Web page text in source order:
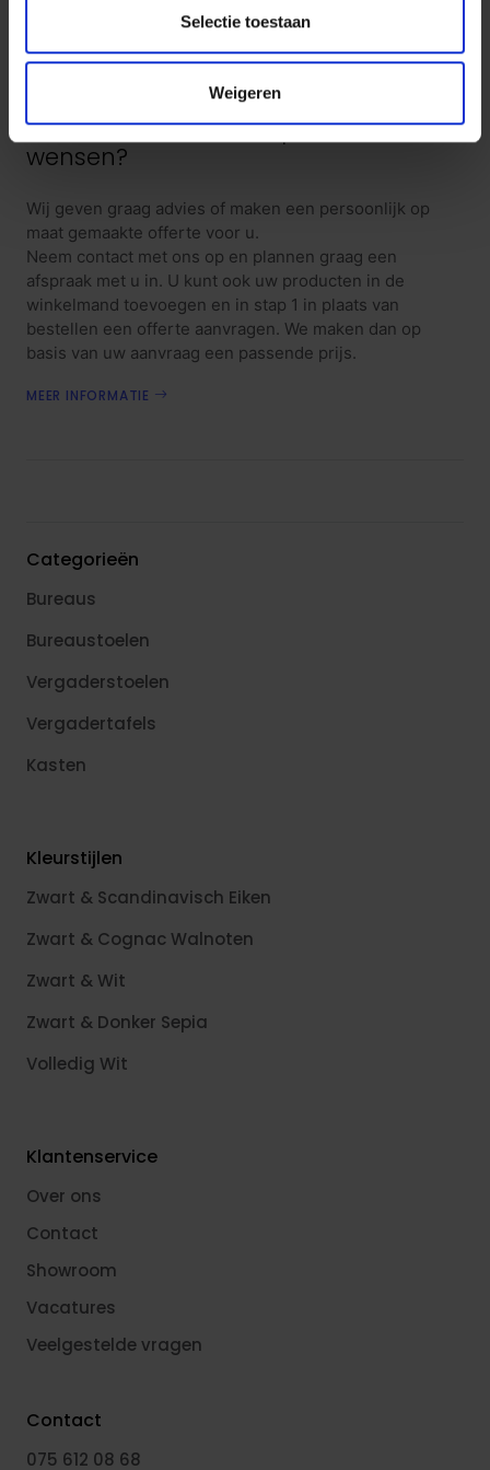
Selectie toestaan
Weigeren
VRAAG EEN PROEFPLAATSING AAN
Grotere aantallen of specifieke
wensen?
Wij geven graag advies of maken een persoonlijk op
maat gemaakte offerte voor u.
Neem contact met ons op en plannen graag een
afspraak met u in. U kunt ook uw producten in de
winkelmand toevoegen en in stap 1 in plaats van
bestellen een offerte aanvragen. We maken dan op
basis van uw aanvraag een passende prijs.
MEER INFORMATIE
Categorieën
Bureaus
Bureaustoelen
Vergaderstoelen
Vergadertafels
Kasten
Kleurstijlen
Zwart & Scandinavisch Eiken
Zwart & Cognac Walnoten
Zwart & Wit
Zwart & Donker Sepia
Volledig Wit
Klantenservice
Over ons
Contact
Showroom
Vacatures
Veelgestelde vragen
Contact
075 612 08 68